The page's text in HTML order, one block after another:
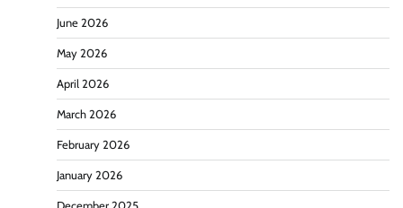
June 2026
May 2026
April 2026
March 2026
February 2026
January 2026